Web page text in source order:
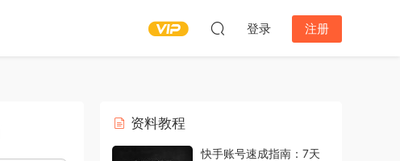
登录 注册
资料教程
快手账号速成指南：7天